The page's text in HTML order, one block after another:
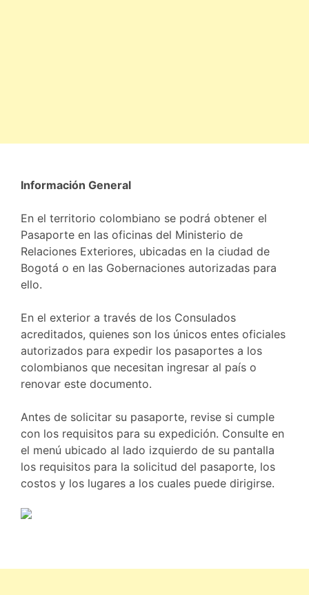
Información General
En el territorio colombiano se podrá obtener el
Pasaporte en las oficinas del Ministerio de
Relaciones Exteriores, ubicadas en la ciudad de
Bogotá o en las Gobernaciones autorizadas para
ello.
En el exterior a través de los Consulados
acreditados, quienes son los únicos entes oficiales
autorizados para expedir los pasaportes a los
colombianos que necesitan ingresar al país o
renovar este documento.
Antes de solicitar su pasaporte, revise si cumple
con los requisitos para su expedición. Consulte en
el menú ubicado al lado izquierdo de su pantalla
los requisitos para la solicitud del pasaporte, los
costos y los lugares a los cuales puede dirigirse.